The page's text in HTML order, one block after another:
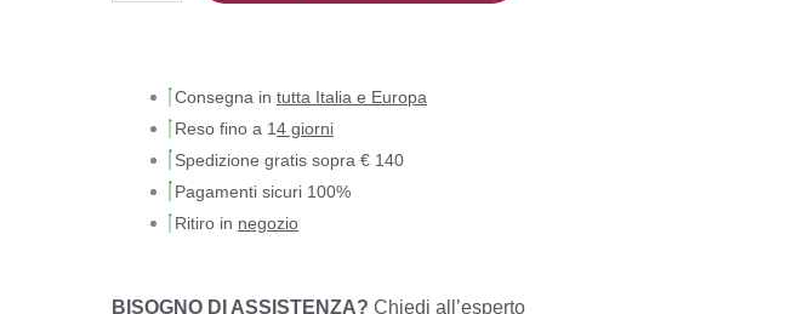
Consegna in tutta Italia e Europa
Reso fino a 14 giorni
Spedizione gratis sopra € 140
Pagamenti sicuri 100%
Ritiro in negozio
BISOGNO DI ASSISTENZA? Chiedi all’esperto